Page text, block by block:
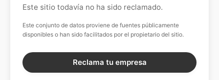
Este sitio todavía no ha sido reclamado.
Este conjunto de datos proviene de fuentes públicamente
disponibles o han sido facilitados por el propietario del sitio.
Reclama tu empresa